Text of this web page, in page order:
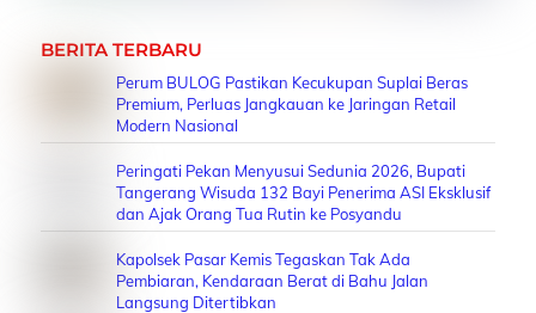
BERITA TERBARU
Perum BULOG Pastikan Kecukupan Suplai Beras
Premium, Perluas Jangkauan ke Jaringan Retail
Modern Nasional
Peringati Pekan Menyusui Sedunia 2026, Bupati
Tangerang Wisuda 132 Bayi Penerima ASI Eksklusif
dan Ajak Orang Tua Rutin ke Posyandu
Kapolsek Pasar Kemis Tegaskan Tak Ada
Pembiaran, Kendaraan Berat di Bahu Jalan
Langsung Ditertibkan